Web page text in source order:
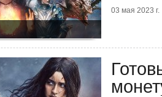
03 мая 2023 г.